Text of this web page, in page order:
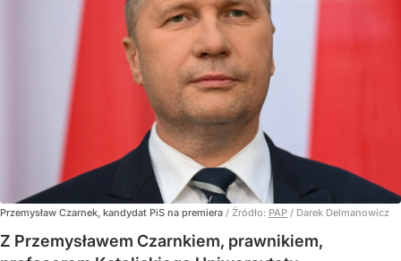
Przemysław Czarnek, kandydat PiS na premiera / Źródło: PAP / Darek Delmanowicz
Z Przemysławem Czarnkiem, prawnikiem,